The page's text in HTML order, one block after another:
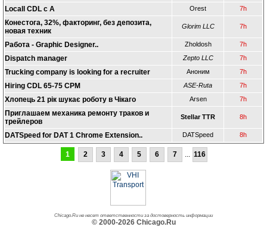
Locall CDL c A Orest 7h
Конестога, 32%, факторинг, без депозита,
новая техник
Glorim LLC 7h
Работа - Graphic Designer.. Zholdosh 7h
Dispatch manager Zepto LLC 7h
Trucking company is looking for a recruiter Аноним 7h
Hiring CDL 65-75 CPM ASE-Ruta 7h
Хлопець 21 рік шукає роботу в Чікаго Arsen 7h
Приглашаем механика ремонту траков и
трейлеров
Stellar TTR 8h
DATSpeed for DAT 1 Chrome Extension.. DATSpeed 8h
1 2 3 4 5 6 7 ... 116
Chicago.Ru не несет ответственности за достоверность информации
© 2000-2026 Chicago.Ru